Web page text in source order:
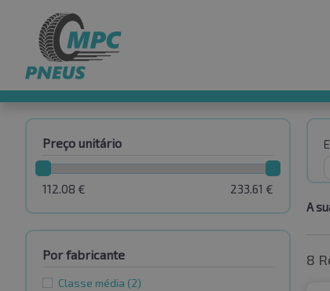
Preço unitário
233.61 €
112.08 €
Por fabricante
Classe média (2)
A
8